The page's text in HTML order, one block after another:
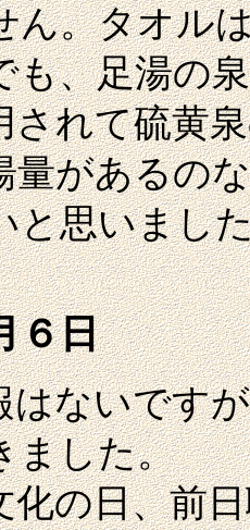
ん。タオル
も、足湯の
されて硫黄
量があるの
と思いまし
６日
ないですが
ました。
の日、前日